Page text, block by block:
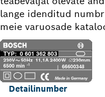
lange idenditud
meie varuosade
Detailinumber